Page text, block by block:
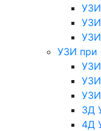
УЗИ
УЗИ при
3Д
4Д